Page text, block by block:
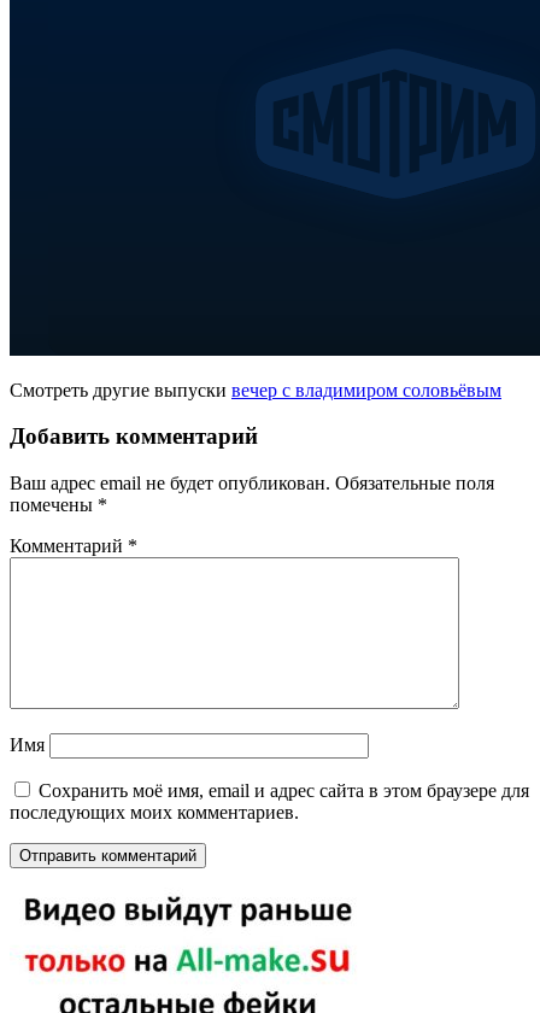
Смотреть другие выпуски вечер с владимиром соловьёвым
Добавить комментарий
Ваш адрес email не будет опубликован. Обязательные поля
помечены *
Комментарий *
Имя
Сохранить моё имя, email и адрес сайта в этом браузере для
последующих моих комментариев.